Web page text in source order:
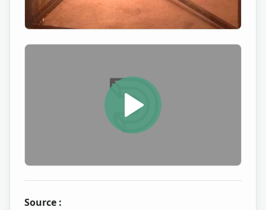
Source :